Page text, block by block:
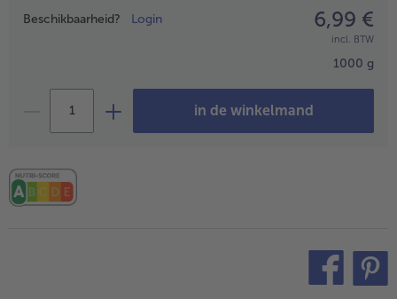
Prijsopgave
Beschikbaarheid? Login 6,99 €
incl. BTW
1000 g
in de winkelmand